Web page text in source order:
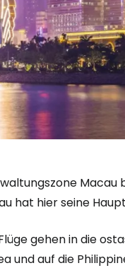
hat hier seine
gehen in die
und auf die